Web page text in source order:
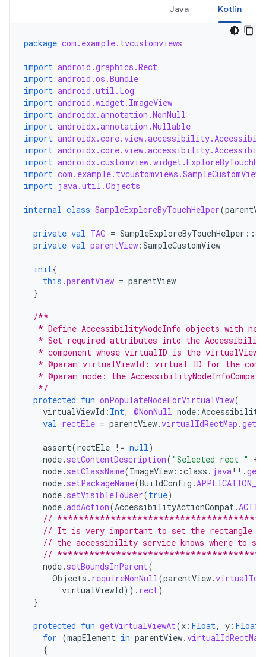
Kotlin
Java
package com.example.tvcustomviews
import android.graphics.Rect
import android.os.Bundle
import android.util.Log
import android.widget.ImageView
import androidx.annotation.NonNull
import androidx.annotation.Nullable
import
import
import
import
import java.util.Objects
internal class SampleExploreByTouchHelper(
private val TAG = SampleExploreByTouchHelper ::
private val parentView :SampleCustomView
init{
this .parentView = parentView
}
/**
* Define AccessibilityNodeInfo objects with
* Set required attributes into the
* component whose virtualID is the
* @param virtualViewId: virtual ID for the
* @param node: the AccessibilityNodeInfoCompat
   */
protected fun onPopulateNodeForVirtualView(
virtualViewId : Int, @NonNull node :
val rectEle = parentView.virtualIdRectMap .get
assert(rectEle != null)
node. setContentDescription( "Selected rect " +
node. setClassName(ImageView ::class . java!! .
node. setPackageName(BuildConfig .APPLICATION_ID
node. setVisibleToUser(true)
node.addAction(AccessibilityActionCompat.
//
// It is very important to set the rectangle
// the accessibility service knows where to
//
node. setBoundsInParent(
Objects . requireNonNull(parentView.
virtualViewId)). rect)
}
protected fun getVirtualViewAt(x : Float, y : Float
for (mapElement in parentView.virtualIdRectMap
{